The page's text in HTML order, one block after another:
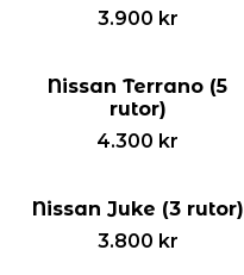
3.900 kr
Nissan Terrano (5
rutor)
4.300 kr
Nissan Juke (3 rutor)
3.800 kr